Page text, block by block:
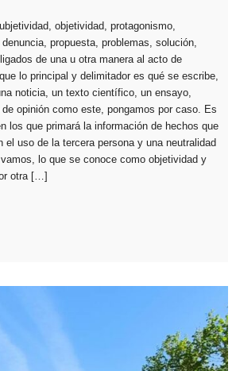
objetividad, protagonismo,
propuesta, problemas, solución,
de una u otra manera al acto de
lo principal y delimitador es qué se escribe,
noticia, un texto científico, un ensayo,
opinión como este, pongamos por caso. Es
los que primará la información de hechos que
el uso de la tercera persona y una neutralidad
lo que se conoce como objetividad y
otra […]